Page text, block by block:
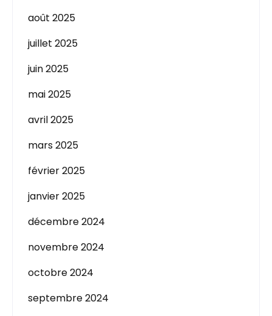
août 2025
juillet 2025
juin 2025
mai 2025
avril 2025
mars 2025
février 2025
janvier 2025
décembre 2024
novembre 2024
octobre 2024
septembre 2024